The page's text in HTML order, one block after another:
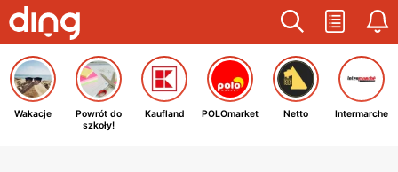
Wakacje
Powrót do
szkoły!
Kaufland POLOmarket Netto Intermarche